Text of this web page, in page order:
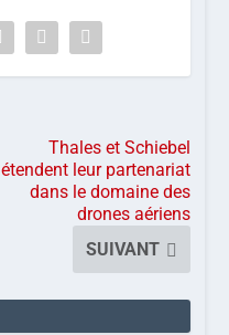
Thales et Schiebel
étendent leur partenariat
dans le domaine des
drones aériens
SUIVANT